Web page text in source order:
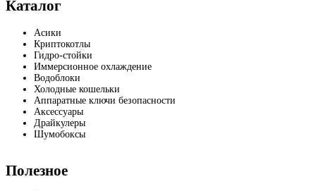
Каталог
Асики
Криптокотлы
Гидро-стойки
Иммерсионное охлаждение
Водоблоки
Холодные кошельки
Аппаратные ключи безопасности
Аксессуары
Драйкулеры
Шумобоксы
Полезное